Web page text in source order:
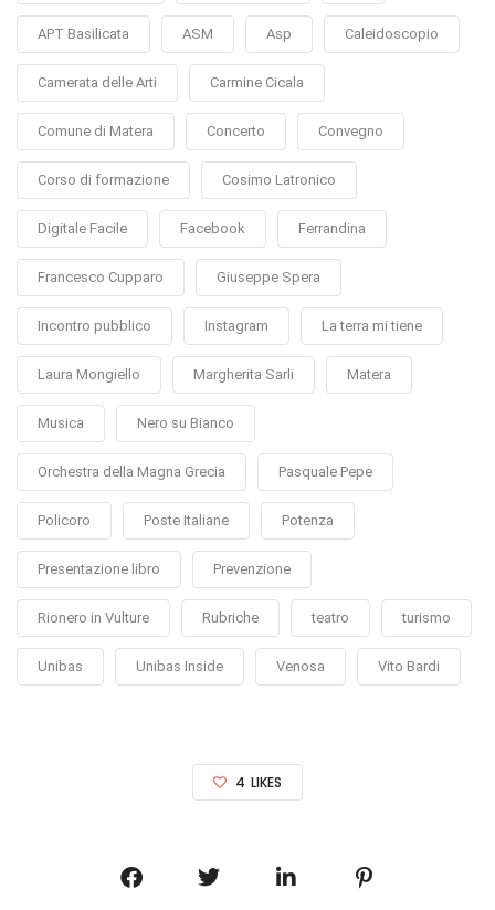
APT Basilicata ASM Asp Caleidoscopio
Camerata delle Arti Carmine Cicala
Comune di Matera Concerto Convegno
Corso di formazione Cosimo Latronico
Digitale Facile Facebook Ferrandina
Francesco Cupparo Giuseppe Spera
Incontro pubblico Instagram La terra mi tiene
Laura Mongiello Margherita Sarli Matera
Musica Nero su Bianco
Orchestra della Magna Grecia Pasquale Pepe
Policoro Poste Italiane Potenza
Presentazione libro Prevenzione
Rionero in Vulture Rubriche teatro turismo
Unibas Unibas Inside Venosa Vito Bardi
4 LIKES